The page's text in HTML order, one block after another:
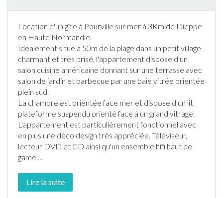
Location d'un gîte à Pourville sur mer à 3Km de Dieppe
en Haute Normandie.
Idéalement situé à 50m de la plage dans un petit village
charmant et très prisé, l'appartement dispose d'un
salon cuisine américaine donnant sur une terrasse avec
salon de jardin et barbecue par une baie vitrée orientée
plein sud.
La chambre est orientée face mer et dispose d'un lit
plateforme suspendu orienté face à un grand vitrage.
L'appartement est particulièrement fonctionnel avec
en plus une déco design très appréciée. Téléviseur,
lecteur DVD et CD ainsi qu'un ensemble hifi haut de
game …
Lire la suite